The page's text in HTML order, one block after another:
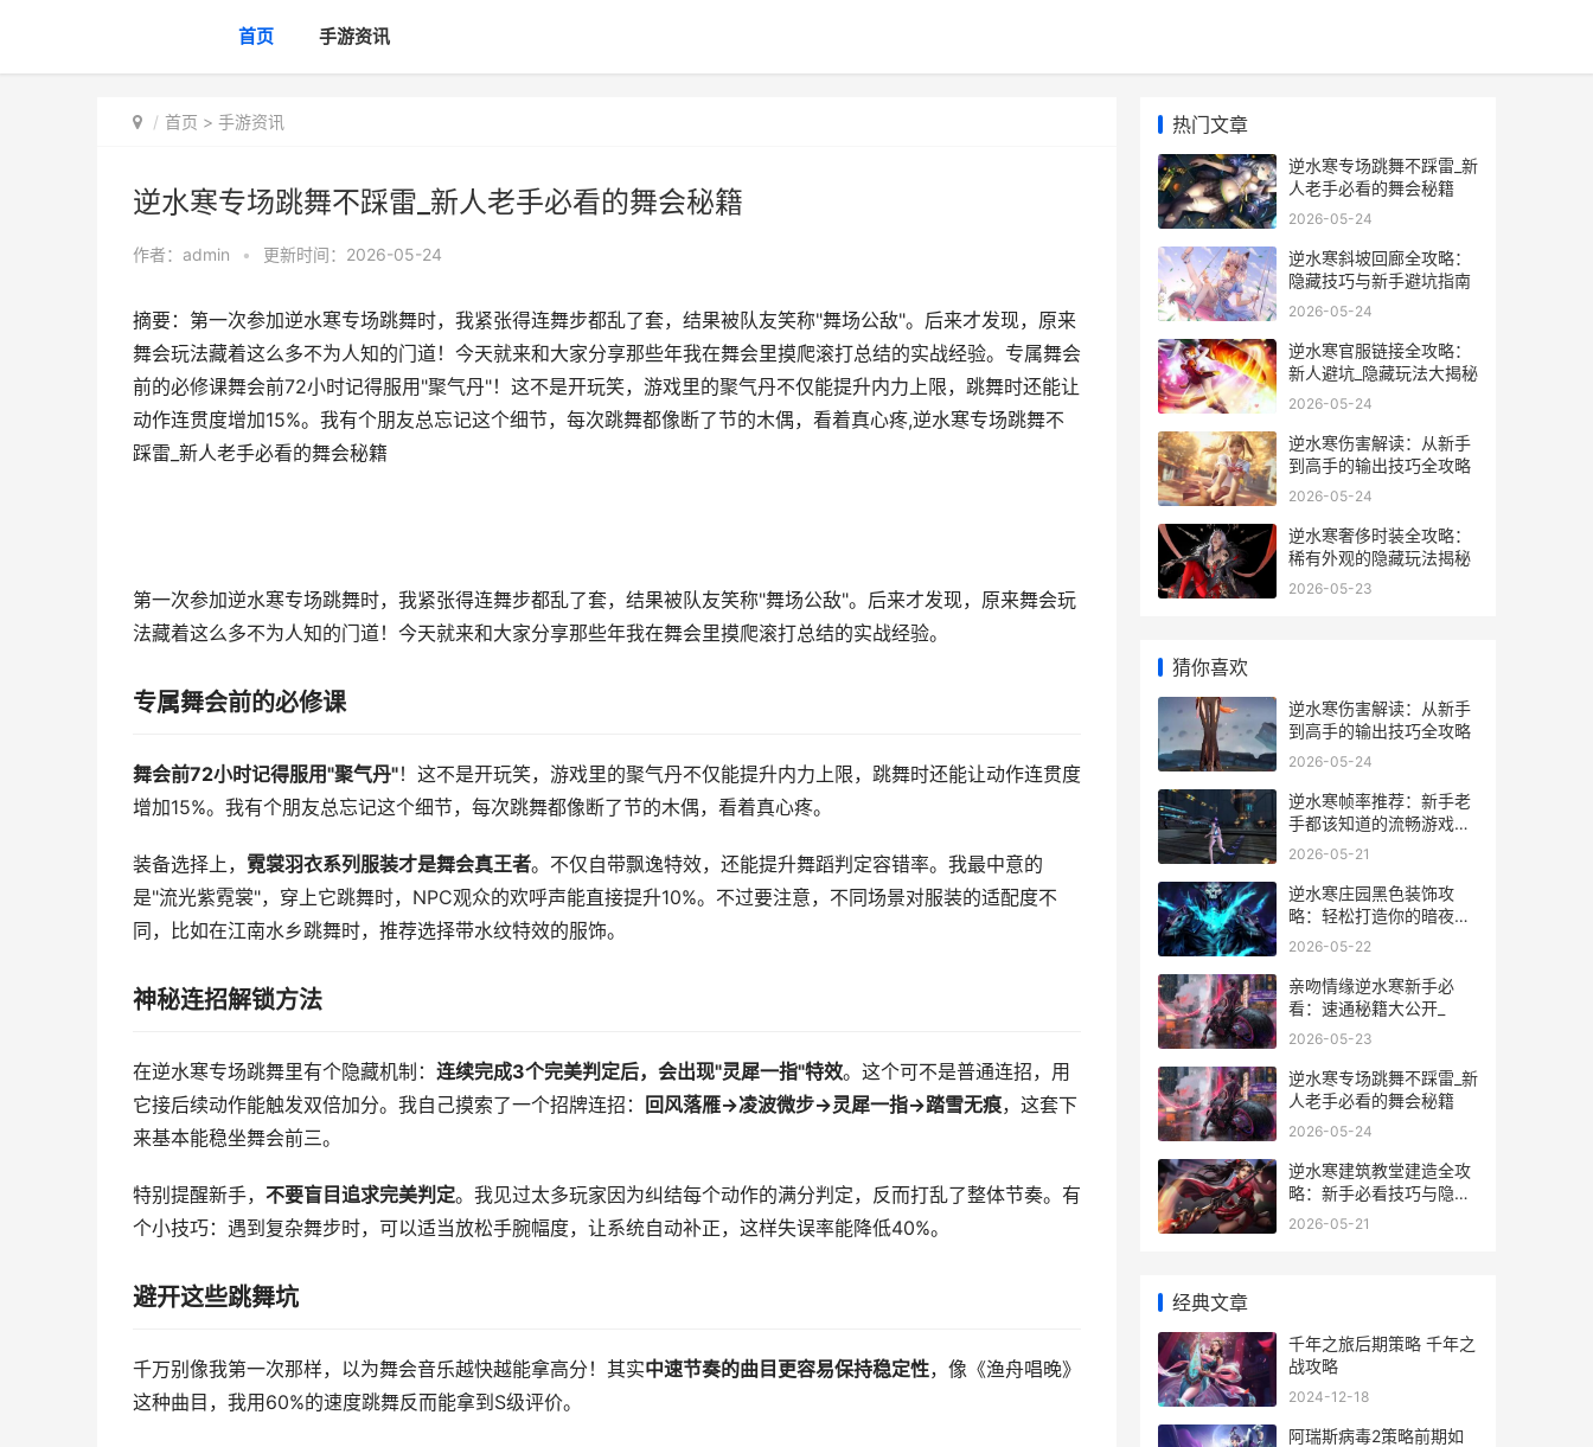
首页 手游资讯
首页 > 手游资讯
逆水寒专场跳舞不踩雷_新人老手必看的舞会秘籍
作者： admin • 更新时间：2026-05-24
摘要：第一次参加逆水寒专场跳舞时，我紧张得连舞步都乱了套，结果被队友笑称"舞场公敌"。后来才发现，原来
舞会玩法藏着这么多不为人知的门道！今天就来和大家分享那些年我在舞会里摸爬滚打总结的实战经验。专属舞会
前的必修课舞会前72小时记得服用"聚气丹"！这不是开玩笑，游戏里的聚气丹不仅能提升内力上限，跳舞时还能让
动作连贯度增加15%。我有个朋友总忘记这个细节，每次跳舞都像断了节的木偶，看着真心疼,逆水寒专场跳舞不
踩雷_新人老手必看的舞会秘籍
第一次参加逆水寒专场跳舞时，我紧张得连舞步都乱了套，结果被队友笑称"舞场公敌"。后来才发现，原来舞会玩
法藏着这么多不为人知的门道！今天就来和大家分享那些年我在舞会里摸爬滚打总结的实战经验。
专属舞会前的必修课
舞会前72小时记得服用"聚气丹"！这不是开玩笑，游戏里的聚气丹不仅能提升内力上限，跳舞时还能让动作连贯度
增加15%。我有个朋友总忘记这个细节，每次跳舞都像断了节的木偶，看着真心疼。
装备选择上， 霓裳羽衣系列服装才是舞会真王者。不仅自带飘逸特效，还能提升舞蹈判定容错率。我最中意的
是"流光紫霓裳"，穿上它跳舞时，NPC观众的欢呼声能直接提升10%。不过要注意，不同场景对服装的适配度不
同，比如在江南水乡跳舞时，推荐选择带水纹特效的服饰。
神秘连招解锁方法
在逆水寒专场跳舞里有个隐藏机制： 连续完成3个完美判定后，会出现"灵犀一指"特效。这个可不是普通连招，用
它接后续动作能触发双倍加分。我自己摸索了一个招牌连招：
回风落雁→凌波微步→灵犀一指→踏雪无痕，这套下
来基本能稳坐舞会前三。
特别提醒新手， 不要盲目追求完美判定。我见过太多玩家因为纠结每个动作的满分判定，反而打乱了整体节奏。有
个小技巧：遇到复杂舞步时，可以适当放松手腕幅度，让系统自动补正，这样失误率能降低40%。
避开这些跳舞坑
千万别像我第一次那样，以为舞会音乐越快越能拿高分！其实中速节奏的曲目更容易保持稳定性，像《渔舟唱晚》
这种曲目，我用60%的速度跳舞反而能拿到S级评价。
热门文章
逆水寒专场跳舞不踩雷_新
人老手必看的舞会秘籍
2026-05-24
逆水寒斜坡回廊全攻略：
隐藏技巧与新手避坑指南
2026-05-24
逆水寒官服链接全攻略：
新人避坑_隐藏玩法大揭秘
2026-05-24
逆水寒伤害解读：从新手
到高手的输出技巧全攻略
2026-05-24
逆水寒奢侈时装全攻略：
稀有外观的隐藏玩法揭秘
2026-05-23
猜你喜欢
逆水寒伤害解读：从新手
到高手的输出技巧全攻略
2026-05-24
逆水寒帧率推荐：新手老
手都该知道的流畅游戏指
南
2026-05-21
逆水寒庄园黑色装饰攻
略：轻松打造你的暗夜秘
境
2026-05-22
亲吻情缘逆水寒新手必
看：速通秘籍大公开_
2026-05-23
逆水寒专场跳舞不踩雷_新
人老手必看的舞会秘籍
2026-05-24
逆水寒建筑教堂建造全攻
略：新手必看技巧与隐藏
彩蛋
2026-05-21
经典文章
千年之旅后期策略 千年之
战攻略
2024-12-18
阿瑞斯病毒2策略前期如